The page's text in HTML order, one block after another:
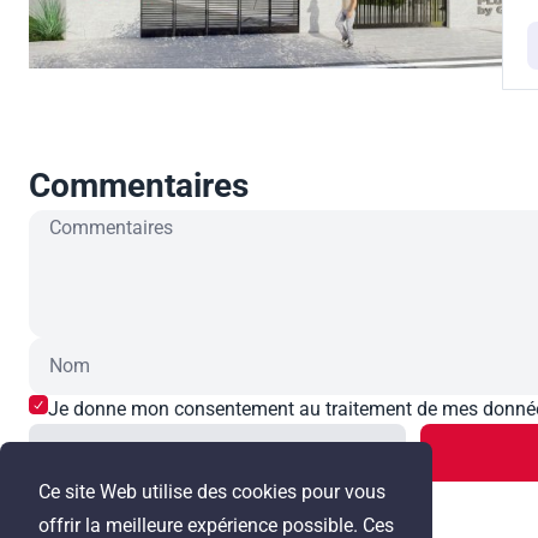
Commentaires
Je donne mon consentement au traitement de mes
Ce site Web utilise des cookies pour vous
offrir la meilleure expérience possible. Ces